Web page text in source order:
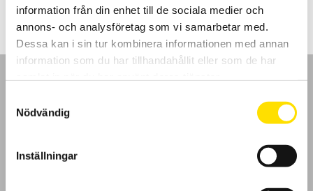
information från din enhet till de sociala medier och
annons- och analysföretag som vi samarbetar med.
Dessa kan i sin tur kombinera informationen med annan
information som du har tillhandahållit eller som de har
Nödvändig
Inställningar
2,270.00 kr